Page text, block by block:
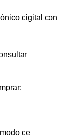
digital con
de